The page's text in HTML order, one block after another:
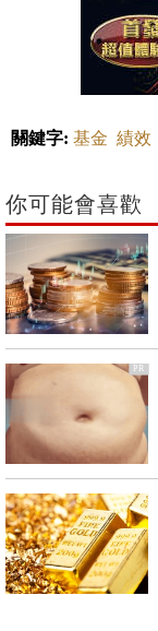
關鍵字: 基金 績效
你可能會喜歡
PR